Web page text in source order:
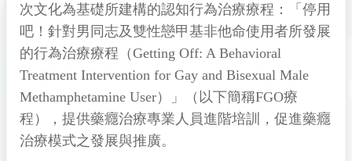
次文化為基礎所建構的認知行為治療療程：「停用
吧！針對男同志及雙性戀甲基非他命使用者所發展
的行為治療療程（Getting Off: A Behavioral
Treatment Intervention for Gay and Bisexual Male
Methamphetamine User）」（以下簡稱FGO療
程），提供藥癮治療專業人員進階培訓，促進藥癮
治療模式之發展與推廣。